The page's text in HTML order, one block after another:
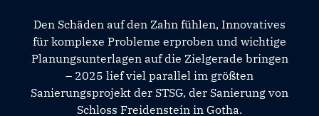
Den Schäden auf den Zahn fühlen, Innovatives
für komplexe Probleme erproben und wichtige
Planungsunterlagen auf die Zielgerade bringen
– 2025 lief viel parallel im größten
Sanierungsprojekt der STSG, der Sanierung von
Schloss Freidenstein in Gotha.